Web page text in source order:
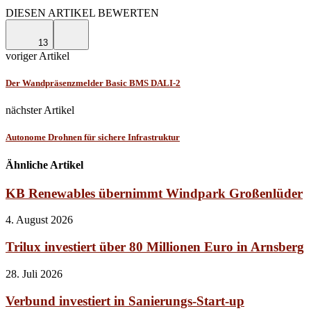
DIESEN ARTIKEL BEWERTEN
13
voriger Artikel
Der Wandpräsenzmelder Basic BMS DALI-2
nächster Artikel
Autonome Drohnen für sichere Infrastruktur
Ähnliche Artikel
KB Renewables übernimmt Windpark Großenlüder
4. August 2026
Trilux investiert über 80 Millionen Euro in Arnsberg
28. Juli 2026
Verbund investiert in Sanierungs-Start-up